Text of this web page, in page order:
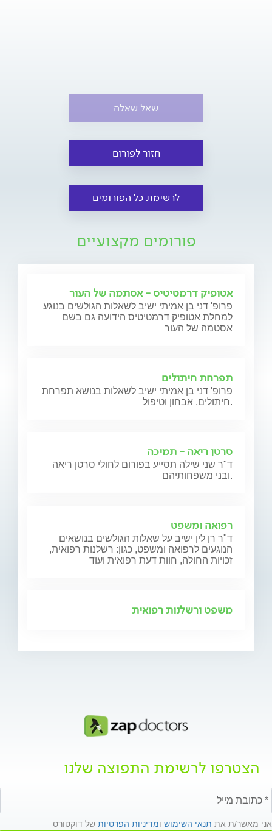
שאל שאלה
חזור לפורום
לרשימת כל הפורומים
פורומים מקצועיים
אטופיק דרמטיטיס - אסתמה של העור
פרופ' דני בן אמיתי ישיב לשאלות הגולשים בנוגע
למחלת אטופיק דרמטיטיס הידועה גם בשם
אסטמה של העור
תפרחת חיתולים
פרופ' דני בן אמיתי ישיב לשאלות בנושא תפרחת
חיתולים, אבחון וטיפול.
סרטן ריאה - תמיכה
ד"ר שני שילה תסייע בפורום לחולי סרטן ריאה
ובני משפחותיהם.
רפואה ומשפט
ד"ר רן לין ישיב על שאלות הגולשים בנושאים
הנוגעים לרפואה ומשפט, כגון: רשלנות רפואית,
זכויות החולה, חוות דעת רפואית ועוד
משפט ורשלנות רפואית
הצטרפו לרשימת התפוצה שלנו
אני מאשר/ת את תנאי השימוש ומדיניות הפרטיות של דוקטורס